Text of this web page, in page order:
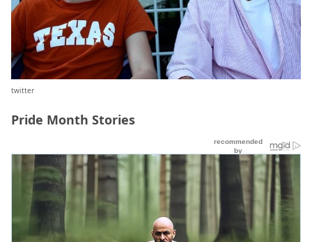
twitter
Pride Month Stories